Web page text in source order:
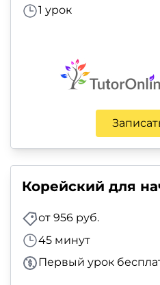
1 урок
Корейский для
от 956 руб.
45 минут
Первый урок
язык
Для
Красота,
фитнес
Психология
и